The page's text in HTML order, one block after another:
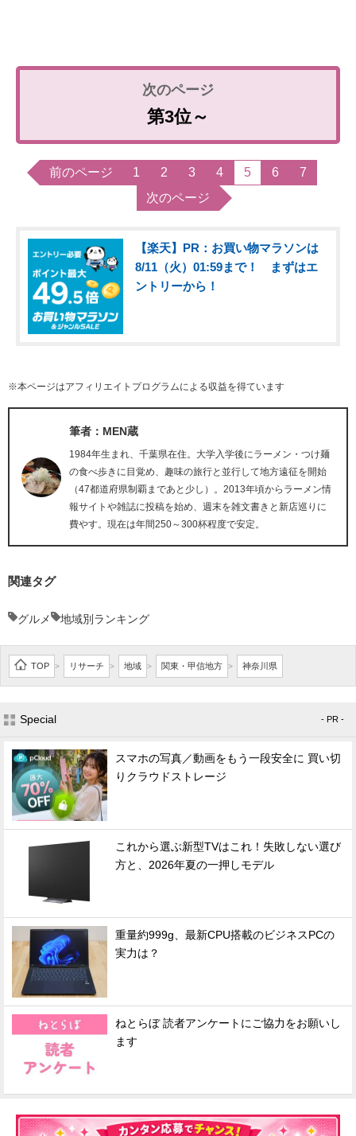
第3位～
前のページ 1 2 3 4 5 6
7
次のページ
【楽天】PR：お買い物マラソンは
8/11（火）01:59まで！ まずはエ
ントリーから！
※本ページはアフィリエイトプログラムによる収益を得ています
筆者：MEN蔵
1984年生まれ、千葉県在住。大学入学後にラーメン・つけ麺
の食べ歩きに目覚め、趣味の旅行と並行して地方遠征を開始
（47都道府県制覇まであと少し）。2013年頃からラーメン情
報サイトや雑誌に投稿を始め、週末を雑文書きと新店巡りに
費やす。現在は年間250～300杯程度で安定。
関連タグ
グルメ 地域別ランキング
TOP > リサーチ > 地域 > 関東・甲信地方 > 神奈川県
Special - PR -
スマホの写真／動画をもう一段安全に 買い切
りクラウドストレージ
これから選ぶ新型TVはこれ！失敗しない選び
方と、2026年夏の一押しモデル
重量約999g、最新CPU搭載のビジネスPCの
実力は？
ねとらぼ 読者アンケートにご協力をお願いし
ます